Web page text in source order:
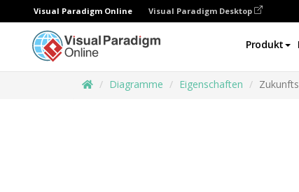
Visual Paradigm Online Visual Paradigm Desktop
Produkt
Diagramme Eigenschaften